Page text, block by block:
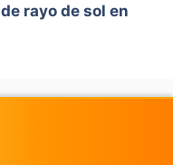
rayo de sol en